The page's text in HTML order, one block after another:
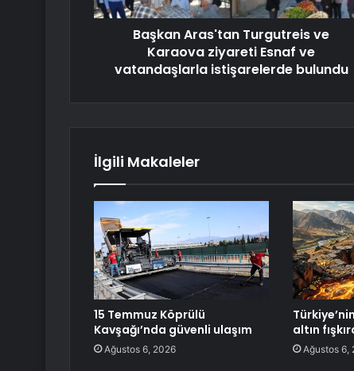
Başkan Aras'tan Turgutreis ve
Karaova ziyareti Esnaf ve
vatandaşlarla istişarelerde bulundu
İlgili Makaleler
15 Temmuz Köprülü
Kavşağı’nda güvenli ulaşım
Ağustos 6, 2026
altın
Ağustos 6,